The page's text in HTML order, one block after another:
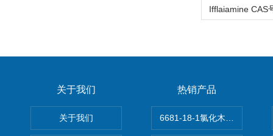
关于我们
关于我们
热销产品
6681-18-1氯化木兰花碱